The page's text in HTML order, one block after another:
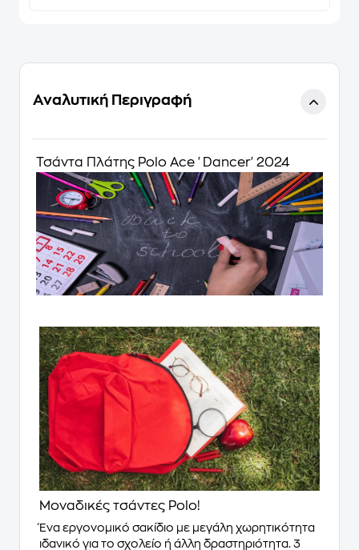
Αναλυτική Περιγραφή
Τσάντα Πλάτης Polo Ace 'Dancer' 2024
Μοναδικές τσάντες Polo!
Ένα εργονομικό σακίδιο με μεγάλη χωρητικότητα
ιδανικό για το σχολείο ή άλλη δραστηριότητα. 3